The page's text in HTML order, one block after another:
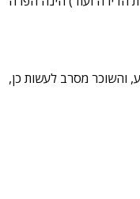
והשוכר מסרב לעשות כן,